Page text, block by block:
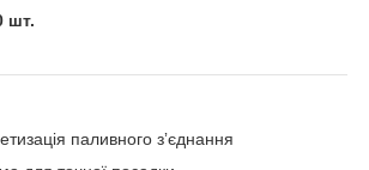
шт.
паливного зʼєднання